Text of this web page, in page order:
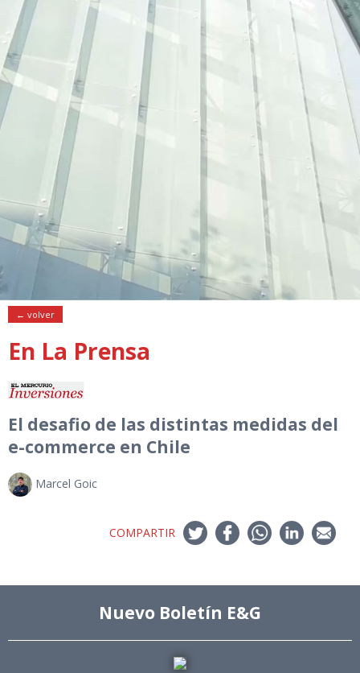
← volver
En La Prensa
El desafio de las distintas medidas del
e-commerce en Chile
Marcel Goic
COMPARTIR
Nuevo Boletín E&G